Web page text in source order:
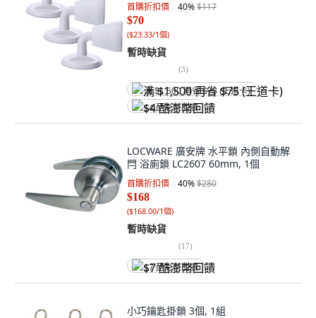
首購折扣價 40%$117
$70
($23.33/1個)
暫時缺貨
(3)
满 $1,500 再省 $75 (王道卡)
$4 酷澎幣回饋
LOCWARE 廣安牌 水平鎖 內側自動解
閂 浴廁鎖 LC2607 60mm, 1個
首購折扣價 40%$280
$168
($168.00/1個)
暫時缺貨
(17)
$7 酷澎幣回饋
小巧鑰匙掛鎖 3個, 1組